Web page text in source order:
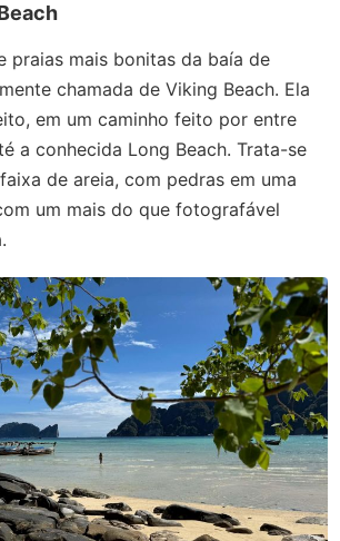
praias mais bonitas da baía de
chamada de Viking Beach. Ela
em um caminho feito por entre
a conhecida Long Beach. Trata-se
de areia, com pedras em uma
um mais do que fotografável